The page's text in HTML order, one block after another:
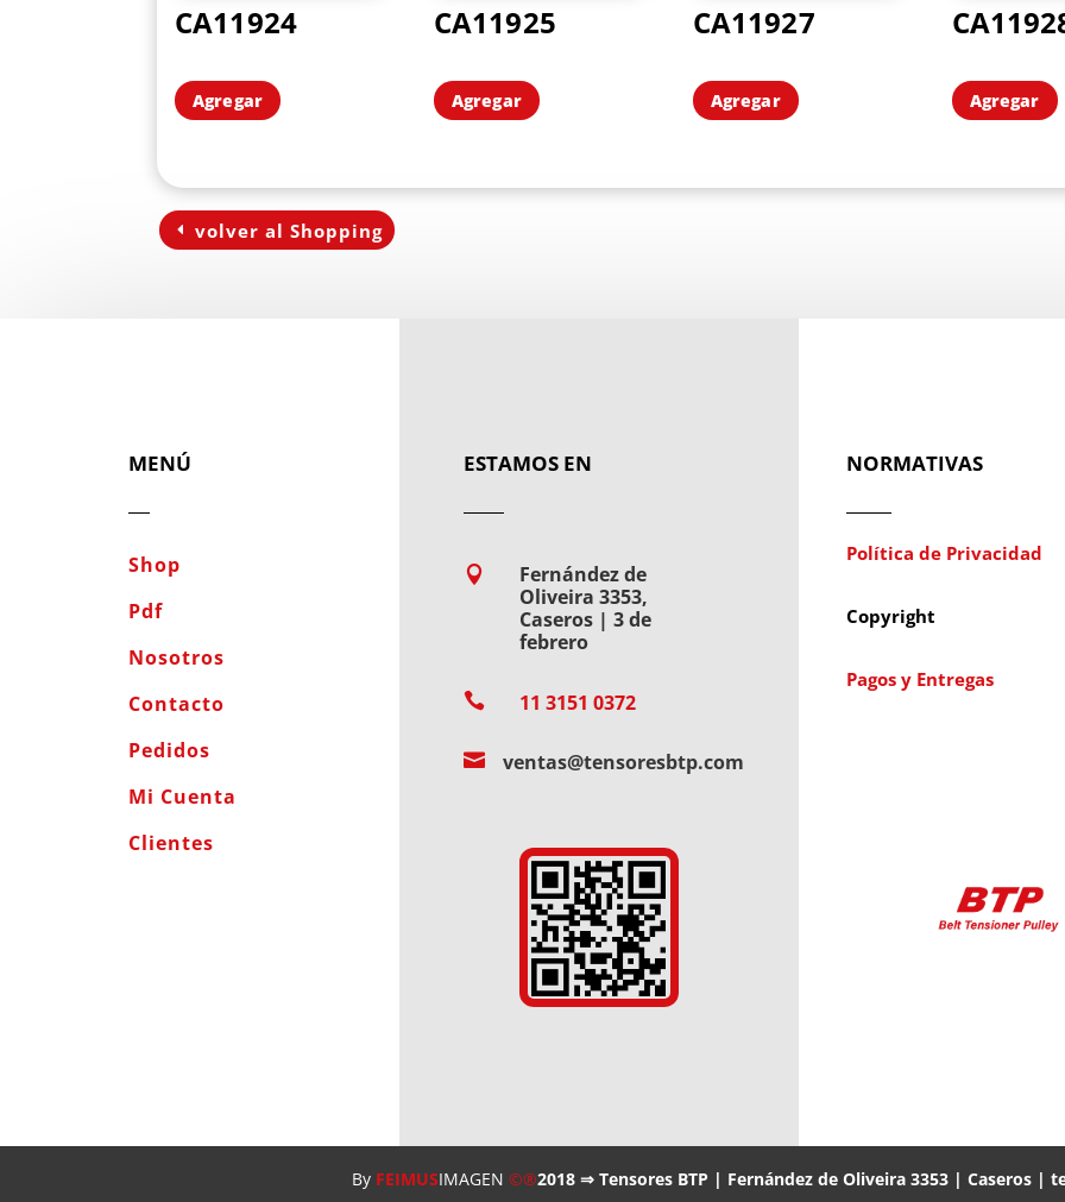
CA11924
Agregar
CA11925
Agregar
CA11927
Agregar Agregar
volver al Shopping
MENÚ
Shop
Pdf
Nosotros
Contacto
Pedidos
Mi Cuenta
Clientes
ESTAMOS EN

Fernández de
Oliveira 3353,
Caseros | 3 de
febrero
 11 3151 0372
 ventas@tensoresbtp.com
NORMATIVAS
Política de Privacidad
Copyright
Pagos y Entregas
By FEIMUSIMAGEN ©®2018 ⇒ Tensores BTP | Fernández de Oliveira 3353 | Caseros |